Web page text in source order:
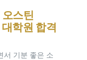
스틴
학원 합격
서 기분 좋은 소